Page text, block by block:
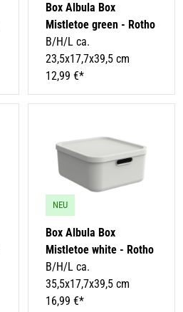
Box Albula Box
Mistletoe green - Rotho
B/H/L ca.
23,5x17,7x39,5 cm
12,99 €*
NEU
Box Albula Box
Mistletoe white - Rotho
B/H/L ca.
35,5x17,7x39,5 cm
16,99 €*